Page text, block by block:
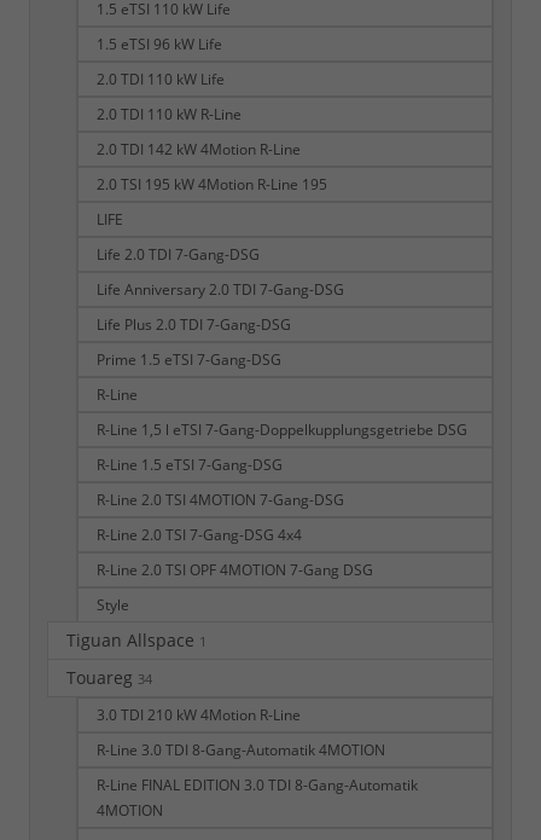
1.5 eTSI 110 kW Life
1.5 eTSI 96 kW Life
2.0 TDI 110 kW Life
2.0 TDI 110 kW R-Line
2.0 TDI 142 kW 4Motion R-Line
2.0 TSI 195 kW 4Motion R-Line 195
LIFE
Life 2.0 TDI 7-Gang-DSG
Life Anniversary 2.0 TDI 7-Gang-DSG
Life Plus 2.0 TDI 7-Gang-DSG
Prime 1.5 eTSI 7-Gang-DSG
R-Line
R-Line 1,5 l eTSI 7-Gang-Doppelkupplungsgetriebe DSG
R-Line 1.5 eTSI 7-Gang-DSG
R-Line 2.0 TSI 4MOTION 7-Gang-DSG
R-Line 2.0 TSI 7-Gang-DSG 4x4
R-Line 2.0 TSI OPF 4MOTION 7-Gang DSG
Style
Tiguan Allspace 1
Touareg 34
3.0 TDI 210 kW 4Motion R-Line
R-Line 3.0 TDI 8-Gang-Automatik 4MOTION
R-Line FINAL EDITION 3.0 TDI 8-Gang-Automatik
4MOTION